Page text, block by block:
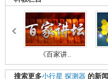
《百家讲..
搜索更多小行星 探测器 的新闻